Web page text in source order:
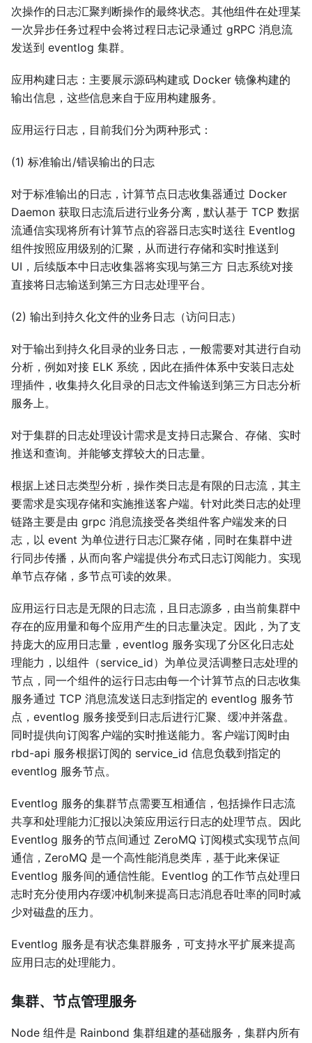
次操作的日志汇聚判断操作的最终状态。其他组件在处理某
一次异步任务过程中会将过程日志记录通过 gRPC 消息流
发送到 eventlog 集群。
应用构建日志：主要展示源码构建或 Docker 镜像构建的
输出信息，这些信息来自于应用构建服务。
应用运行日志，目前我们分为两种形式：
(1) 标准输出/错误输出的日志
对于标准输出的日志，计算节点日志收集器通过 Docker
Daemon 获取日志流后进行业务分离，默认基于 TCP 数据
流通信实现将所有计算节点的容器日志实时送往 Eventlog
组件按照应用级别的汇聚，从而进行存储和实时推送到
UI，后续版本中日志收集器将实现与第三方 日志系统对接
直接将日志输送到第三方日志处理平台。
(2) 输出到持久化文件的业务日志（访问日志）
对于输出到持久化目录的业务日志，一般需要对其进行自动
分析，例如对接 ELK 系统，因此在插件体系中安装日志处
理插件，收集持久化目录的日志文件输送到第三方日志分析
服务上。
对于集群的日志处理设计需求是支持日志聚合、存储、实时
推送和查询。并能够支撑较大的日志量。
根据上述日志类型分析，操作类日志是有限的日志流，其主
要需求是实现存储和实施推送客户端。针对此类日志的处理
链路主要是由 grpc 消息流接受各类组件客户端发来的日
志，以 event 为单位进行日志汇聚存储，同时在集群中进
行同步传播，从而向客户端提供分布式日志订阅能力。实现
单节点存储，多节点可读的效果。
应用运行日志是无限的日志流，且日志源多，由当前集群中
存在的应用量和每个应用产生的日志量决定。因此，为了支
持庞大的应用日志量，eventlog 服务实现了分区化日志处
理能力，以组件（service_id）为单位灵活调整日志处理的
节点，同一个组件的运行日志由每一个计算节点的日志收集
服务通过 TCP 消息流发送日志到指定的 eventlog 服务节
点，eventlog 服务接受到日志后进行汇聚、缓冲并落盘。
同时提供向订阅客户端的实时推送能力。客户端订阅时由
rbd-api 服务根据订阅的 service_id 信息负载到指定的
eventlog 服务节点。
Eventlog 服务的集群节点需要互相通信，包括操作日志流
共享和处理能力汇报以决策应用运行日志的处理节点。因此
Eventlog 服务的节点间通过 ZeroMQ 订阅模式实现节点间
通信，ZeroMQ 是一个高性能消息类库，基于此来保证
Eventlog 服务间的通信性能。Eventlog 的工作节点处理日
志时充分使用内存缓冲机制来提高日志消息吞吐率的同时减
少对磁盘的压力。
Eventlog 服务是有状态集群服务，可支持水平扩展来提高
应用日志的处理能力。
集群、节点管理服务
Node 组件是 Rainbond 集群组建的基础服务，集群内所有